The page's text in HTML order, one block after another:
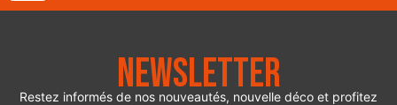
Newsletter
Restez informés de nos nouveautés, nouvelle déco et profitez